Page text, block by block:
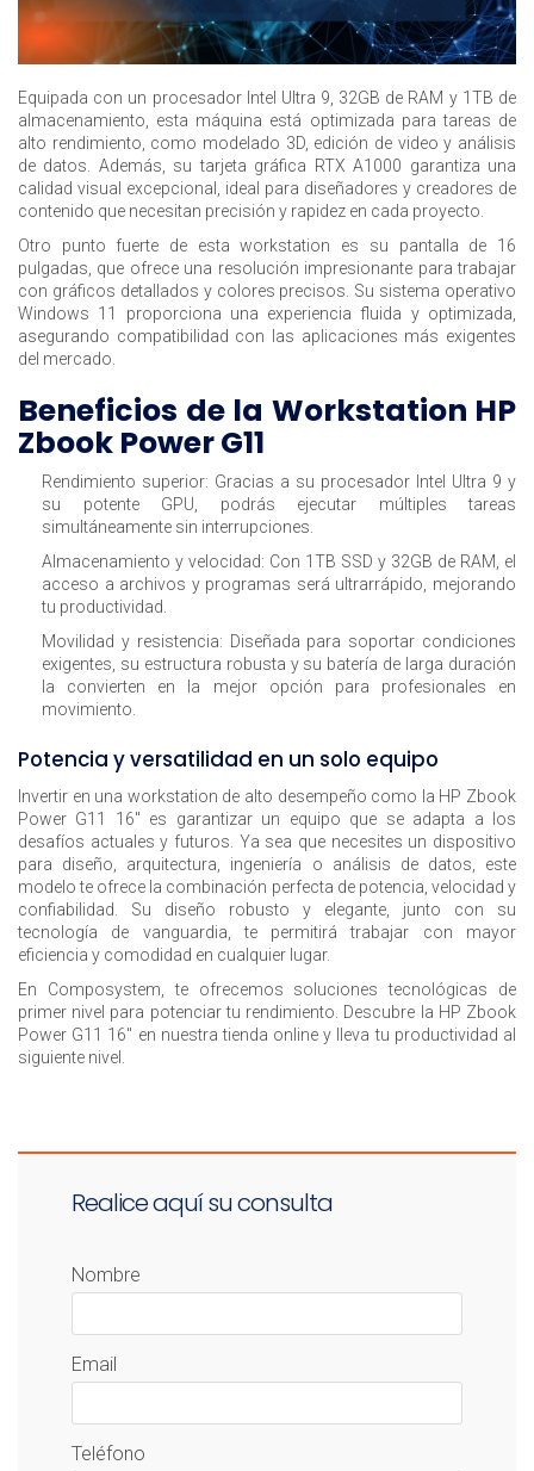
Equipada con un procesador Intel Ultra 9, 32GB de RAM y 1TB de
almacenamiento, esta máquina está optimizada para tareas de
alto rendimiento, como modelado 3D, edición de video y análisis
de datos. Además, su tarjeta gráfica RTX A1000 garantiza una
calidad visual excepcional, ideal para diseñadores y creadores de
contenido que necesitan precisión y rapidez en cada proyecto.
Otro punto fuerte de esta workstation es su pantalla de 16
pulgadas, que ofrece una resolución impresionante para trabajar
con gráficos detallados y colores precisos. Su sistema operativo
Windows 11 proporciona una experiencia fluida y optimizada,
asegurando compatibilidad con las aplicaciones más exigentes
del mercado.
Beneficios de la Workstation HP
Zbook Power G11
Rendimiento superior: Gracias a su procesador Intel Ultra 9 y
su potente GPU, podrás ejecutar múltiples tareas
simultáneamente sin interrupciones.
Almacenamiento y velocidad: Con 1TB SSD y 32GB de RAM, el
acceso a archivos y programas será ultrarrápido, mejorando
tu productividad.
Movilidad y resistencia: Diseñada para soportar condiciones
exigentes, su estructura robusta y su batería de larga duración
la convierten en la mejor opción para profesionales en
movimiento.
Potencia y versatilidad en un solo equipo
Invertir en una workstation de alto desempeño como la HP Zbook
Power G11 16" es garantizar un equipo que se adapta a los
desafíos actuales y futuros. Ya sea que necesites un dispositivo
para diseño, arquitectura, ingeniería o análisis de datos, este
modelo te ofrece la combinación perfecta de potencia, velocidad y
confiabilidad. Su diseño robusto y elegante, junto con su
tecnología de vanguardia, te permitirá trabajar con mayor
eficiencia y comodidad en cualquier lugar.
En Composystem, te ofrecemos soluciones tecnológicas de
primer nivel para potenciar tu rendimiento. Descubre la HP Zbook
Power G11 16" en nuestra tienda online y lleva tu productividad al
siguiente nivel.
Realice aquí su consulta
Nombre
Email
Teléfono